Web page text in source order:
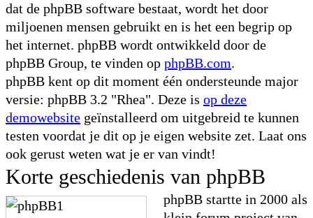
dat de phpBB software bestaat, wordt het door
miljoenen mensen gebruikt en is het een begrip op
het internet. phpBB wordt ontwikkeld door de
phpBB Group, te vinden op phpBB.com.
phpBB kent op dit moment één ondersteunde major
versie: phpBB 3.2 "Rhea". Deze is op deze
demowebsite geïnstalleerd om uitgebreid te kunnen
testen voordat je dit op je eigen website zet. Laat ons
ook gerust weten wat je er van vindt!
Korte geschiedenis van phpBB
phpBB startte in 2000 als